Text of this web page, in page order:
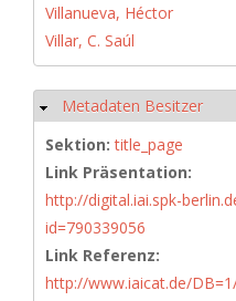
Villanueva, Héctor
Villar, C. Saúl
Hide
Metadaten Besitzer
Sektion:title_page
Link Präsentation:
http://digital.iai.spk-
id=790339056
Link Referenz:
http://www.iaicat.de/